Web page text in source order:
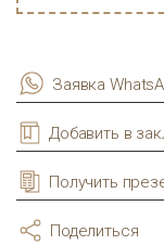
Заявка
Добавить в
Получить
Поделиться